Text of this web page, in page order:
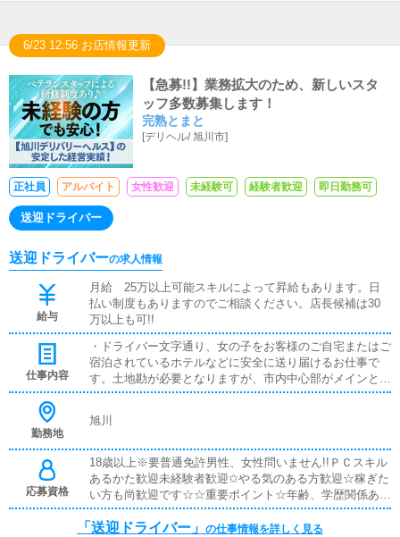
6/23 12:56 お店情報更新
【急募!!】業務拡大のため、新しいスタ
ッフ多数募集します！
完熟とまと
[デリヘル/ 旭川市]
正社員 アルバイト 女性歓迎 未経験可 経験者歓迎 即日勤務可
送迎ドライバー
送迎ドライバーの求人情報
給与
月給 25万以上可能スキルによって昇給もあります。日
払い制度もありますのでご相談ください。店長候補は30
万以上も可!!
仕事内容
・ドライバー文字通り、女の子をお客様のご自宅またはご
宿泊されているホテルなどに安全に送り届けるお仕事で
す。土地勘が必要となりますが、市内中心部がメインとな
りますので、すぐに慣れると思います。・受付スタッフお
ヘル業務の場合、問い合わせ内容が決まってきます。指名
か。ほとんどこの内容ぐらいしか、聞かれません。事前に
電話対応の練習をいたしますので、ご心配ありません。未
経験の方でも一週間あれば簡単に覚えることができます
よ！・ＷＥＢ更新スタッフ簡単なパソコンの作業になりま
す。ネット更新や簡単な画像処理が主な作業となります。
勤務地
旭川
応募資格
18歳以上※要普通免許男性、女性問いません!!ＰＣスキル
あるかた歓迎未経験者歓迎✩やる気のある方歓迎☆稼ぎた
い方も尚歓迎です☆☆重要ポイント☆年齢、学歴関係あり
ません。履歴書とあなたのやる気を持ってきていただけれ
ば大丈夫です。
「送迎ドライバー」 の仕事情報を詳しく見る